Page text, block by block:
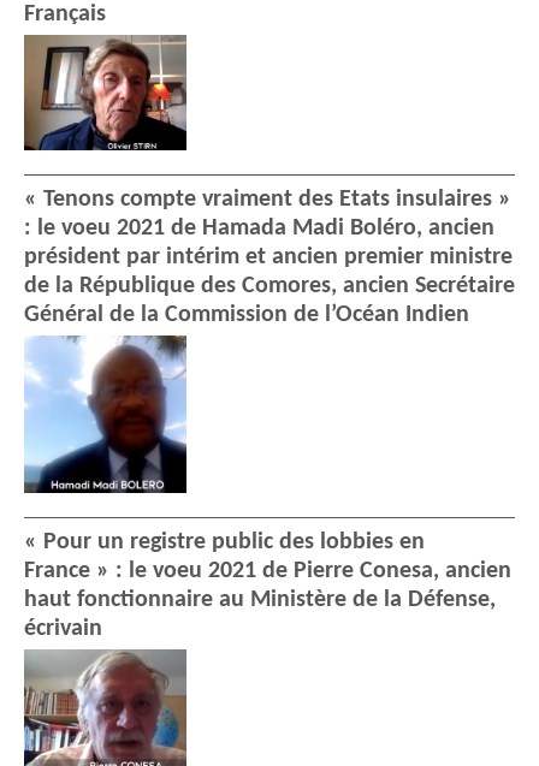
Français
« Tenons compte vraiment des Etats insulaires »
: le voeu 2021 de Hamada Madi Boléro, ancien
président par intérim et ancien premier ministre
de la République des Comores, ancien Secrétaire
Général de la Commission de l’Océan Indien
« Pour un registre public des lobbies en
France » : le voeu 2021 de Pierre Conesa, ancien
haut fonctionnaire au Ministère de la Défense,
écrivain